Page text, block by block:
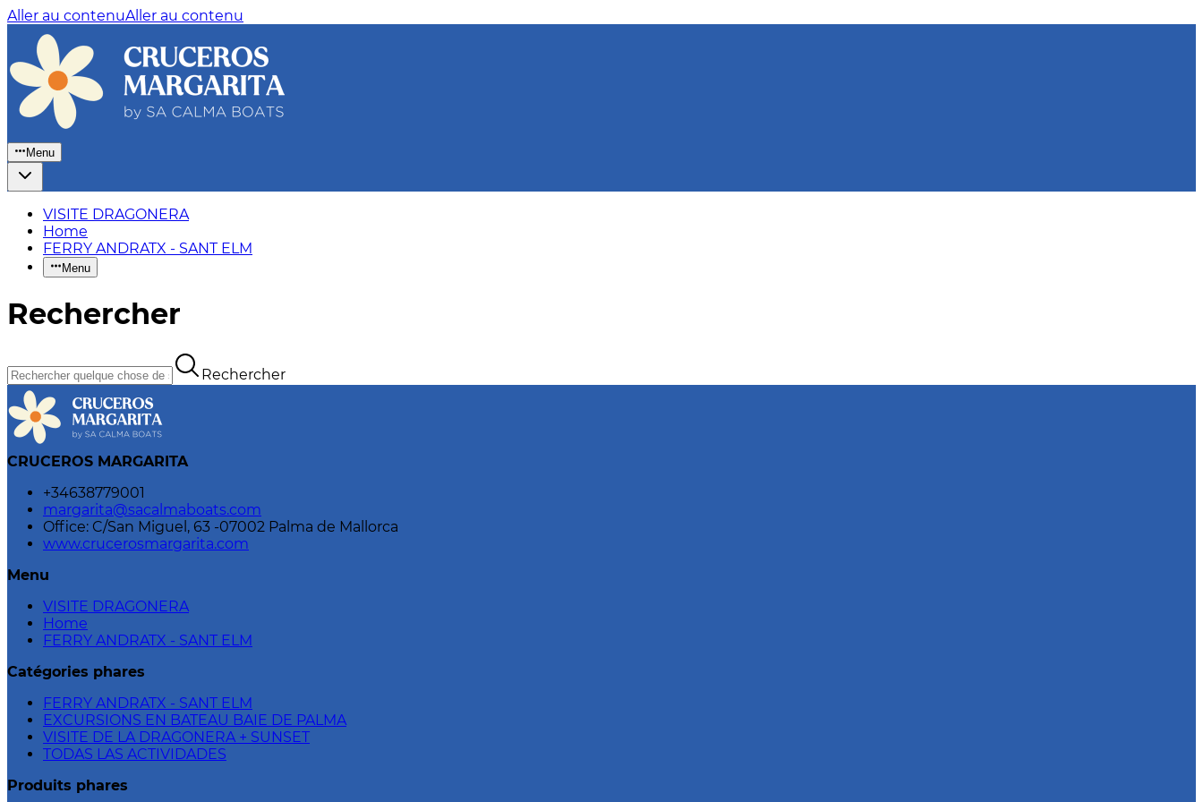
Aller au contenuAller au contenu
Menu
VISITE DRAGONERA
Home
FERRY ANDRATX - SANT ELM
Menu
Rechercher
Rechercher
CRUCEROS MARGARITA
+34638779001
margarita@sacalmaboats.com
Office: C/San Miguel, 63 -07002 Palma de Mallorca
www.crucerosmargarita.com
Menu
VISITE DRAGONERA
Home
FERRY ANDRATX - SANT ELM
Catégories phares
FERRY ANDRATX - SANT ELM
EXCURSIONS EN BATEAU BAIE DE PALMA
VISITE DE LA DRAGONERA + SUNSET
TODAS LAS ACTIVIDADES
Produits phares